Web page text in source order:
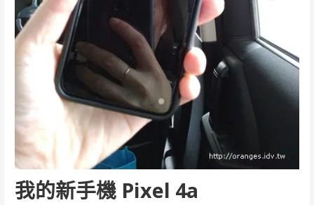
我的新手機 Pixel 4a